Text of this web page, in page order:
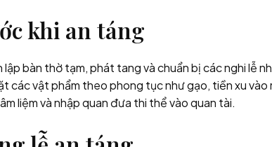
khi an táng
lập bàn thờ tạm, phát tang và chuẩn bị các nghi lễ
các vật phẩm theo phong tục như gạo, tiền xu
liệm và nhập quan đưa thi thể vào quan tài.